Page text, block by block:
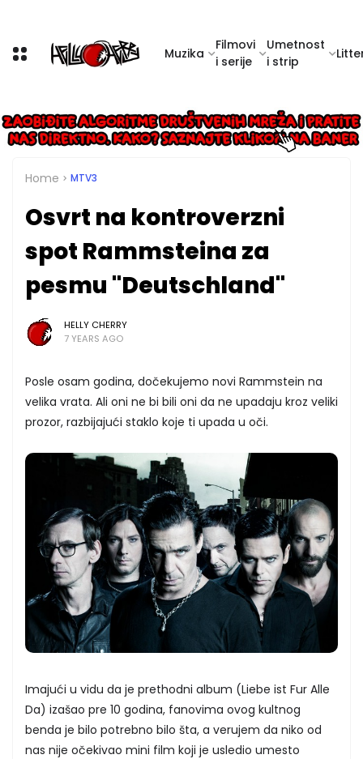
Muzika
Filmovi
i serije
Umetnost
i strip
Home MTV3
Osvrt na kontroverzni
spot Rammsteina za
pesmu "Deutschland"
HELLY CHERRY
7 YEARS AGO
Posle osam godina, dočekujemo novi Rammstein na
velika vrata. Ali oni ne bi bili oni da ne upadaju kroz veliki
prozor, razbijajući staklo koje ti upada u oči.
Imajući u vidu da je prethodni album (Liebe ist Fur Alle
Da) izašao pre 10 godina, fanovima ovog kultnog
benda je bilo potrebno bilo šta, a verujem da niko od
nas nije očekivao mini film koji je usledio umesto